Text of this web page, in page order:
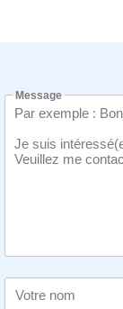
Votre nom
Message